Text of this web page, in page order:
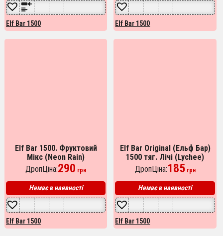
Elf Bar 1500 Elf Bar 1500
Elf Bar 1500. Фруктовий
Мікс (Neon Rain)
ДропЦіна:290 грн
Немає в наявності
Elf Bar 1500
Elf Bar Original (Ельф Бар)
1500 тяг. Лічі (Lychee)
ДропЦіна:185грн
Немає в наявності
Elf Bar 1500